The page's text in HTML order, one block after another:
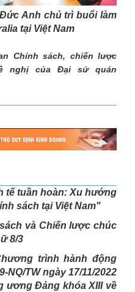
Anh chủ trì buổi làm
tại Việt Nam
Chính sách, chiến lược
nghị của Đại sứ quán
tế tuần hoàn: Xu hướng
sách tại Việt Nam"
và Chiến lược chúc
8/3
trình hành động
TW ngày 17/11/2022
ương Đảng khóa XIII về